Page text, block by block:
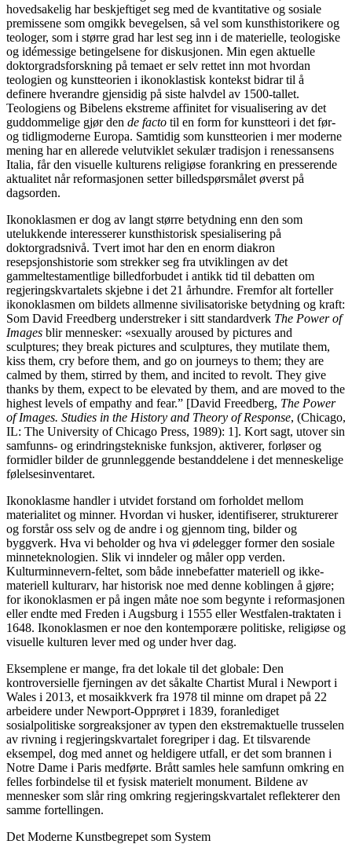
hovedsakelig har beskjeftiget seg med de kvantitative og sosiale
premissene som omgikk bevegelsen, så vel som kunsthistorikere og
teologer, som i større grad har lest seg inn i de materielle, teologiske
og idémessige betingelsene for diskusjonen. Min egen aktuelle
doktorgradsforskning på temaet er selv rettet inn mot hvordan
teologien og kunstteorien i ikonoklastisk kontekst bidrar til å
definere hverandre gjensidig på siste halvdel av 1500-tallet.
Teologiens og Bibelens ekstreme affinitet for visualisering av det
guddommelige gjør den de facto til en form for kunstteori i det før-
og tidligmoderne Europa. Samtidig som kunstteorien i mer moderne
mening har en allerede velutviklet sekulær tradisjon i renessansens
Italia, får den visuelle kulturens religiøse forankring en presserende
aktualitet når reformasjonen setter billedspørsmålet øverst på
dagsorden.
Ikonoklasmen er dog av langt større betydning enn den som
utelukkende interesserer kunsthistorisk spesialisering på
doktorgradsnivå. Tvert imot har den en enorm diakron
resepsjonshistorie som strekker seg fra utviklingen av det
gammeltestamentlige billedforbudet i antikk tid til debatten om
regjeringskvartalets skjebne i det 21 århundre. Fremfor alt forteller
ikonoklasmen om bildets allmenne sivilisatoriske betydning og kraft:
Som David Freedberg understreker i sitt standardverk The Power of
Images blir mennesker: «sexually aroused by pictures and
sculptures; they break pictures and sculptures, they mutilate them,
kiss them, cry before them, and go on journeys to them; they are
calmed by them, stirred by them, and incited to revolt. They give
thanks by them, expect to be elevated by them, and are moved to the
highest levels of empathy and fear.” [David Freedberg, The Power
of Images. Studies in the History and Theory of Response, (Chicago,
IL: The University of Chicago Press, 1989): 1]. Kort sagt, utover sin
samfunns- og erindringstekniske funksjon, aktiverer, forløser og
formidler bilder de grunnleggende bestanddelene i det menneskelige
følelsesinventaret.
Ikonoklasme handler i utvidet forstand om forholdet mellom
materialitet og minner. Hvordan vi husker, identifiserer, strukturerer
og forstår oss selv og de andre i og gjennom ting, bilder og
byggverk. Hva vi beholder og hva vi ødelegger former den sosiale
minneteknologien. Slik vi inndeler og måler opp verden.
Kulturminnevern-feltet, som både innebefatter materiell og ikke-
materiell kulturarv, har historisk noe med denne koblingen å gjøre;
for ikonoklasmen er på ingen måte noe som begynte i reformasjonen
eller endte med Freden i Augsburg i 1555 eller Westfalen-traktaten i
1648. Ikonoklasmen er noe den kontemporære politiske, religiøse og
visuelle kulturen lever med og under hver dag.
Eksemplene er mange, fra det lokale til det globale: Den
kontroversielle fjerningen av det såkalte Chartist Mural i Newport i
Wales i 2013, et mosaikkverk fra 1978 til minne om drapet på 22
arbeidere under Newport-Opprøret i 1839, foranlediget
sosialpolitiske sorgreaksjoner av typen den ekstremaktuelle trusselen
av rivning i regjeringskvartalet foregriper i dag. Et tilsvarende
eksempel, dog med annet og heldigere utfall, er det som brannen i
Notre Dame i Paris medførte. Brått samles hele samfunn omkring en
felles forbindelse til et fysisk materielt monument. Bildene av
mennesker som slår ring omkring regjeringskvartalet reflekterer den
samme fortellingen.
Det Moderne Kunstbegrepet som System